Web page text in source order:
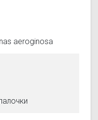
aeroginosa